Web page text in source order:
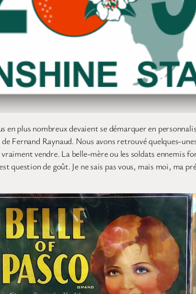
plus nombreux devaient se démarquer en
Fernand Raynaud. Nous avons retrouvé quelques-
vendre. La belle-mère ou les soldats
de goût. Je ne sais pas vous, mais moi, ma